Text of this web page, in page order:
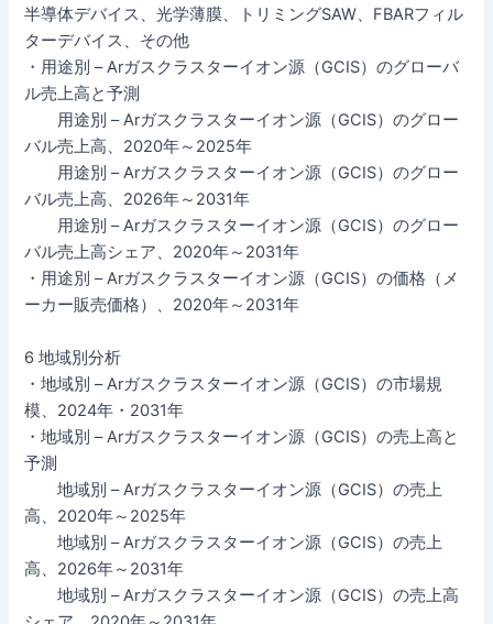
半導体デバイス、光学薄膜、トリミングSAW、FBARフィル
ターデバイス、その他
・用途別 – Arガスクラスターイオン源（GCIS）のグローバ
ル売上高と予測
用途別 – Arガスクラスターイオン源（GCIS）のグロー
バル売上高、2020年～2025年
用途別 – Arガスクラスターイオン源（GCIS）のグロー
バル売上高、2026年～2031年
用途別 – Arガスクラスターイオン源（GCIS）のグロー
バル売上高シェア、2020年～2031年
・用途別 – Arガスクラスターイオン源（GCIS）の価格（メ
ーカー販売価格）、2020年～2031年
6 地域別分析
・地域別 – Arガスクラスターイオン源（GCIS）の市場規
模、2024年・2031年
・地域別 – Arガスクラスターイオン源（GCIS）の売上高と
予測
地域別 – Arガスクラスターイオン源（GCIS）の売上
高、2020年～2025年
地域別 – Arガスクラスターイオン源（GCIS）の売上
高、2026年～2031年
地域別 – Arガスクラスターイオン源（GCIS）の売上高